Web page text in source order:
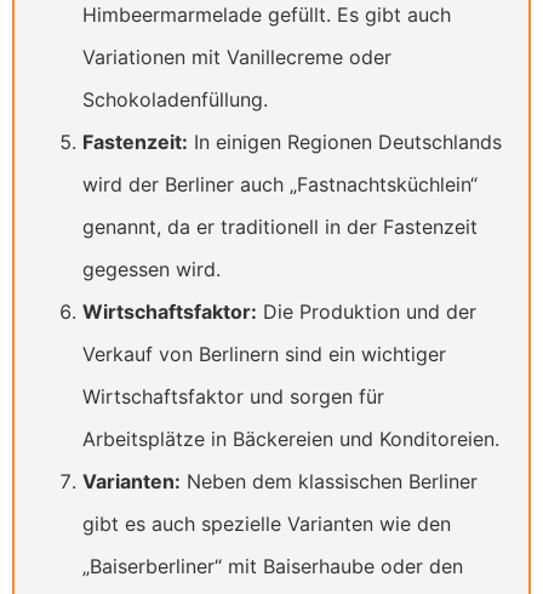
Himbeermarmelade gefüllt. Es gibt auch
Variationen mit Vanillecreme oder
Schokoladenfüllung.
Fastenzeit: In einigen Regionen Deutschlands
wird der Berliner auch „Fastnachtsküchlein“
genannt, da er traditionell in der Fastenzeit
gegessen wird.
Wirtschaftsfaktor: Die Produktion und der
Verkauf von Berlinern sind ein wichtiger
Wirtschaftsfaktor und sorgen für
Arbeitsplätze in Bäckereien und Konditoreien.
Varianten: Neben dem klassischen Berliner
gibt es auch spezielle Varianten wie den
„Baiserberliner“ mit Baiserhaube oder den